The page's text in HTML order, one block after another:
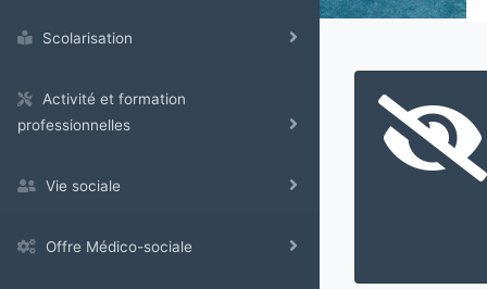
Scolarisation
Activité et formation
professionnelles
Vie sociale
Offre Médico-sociale